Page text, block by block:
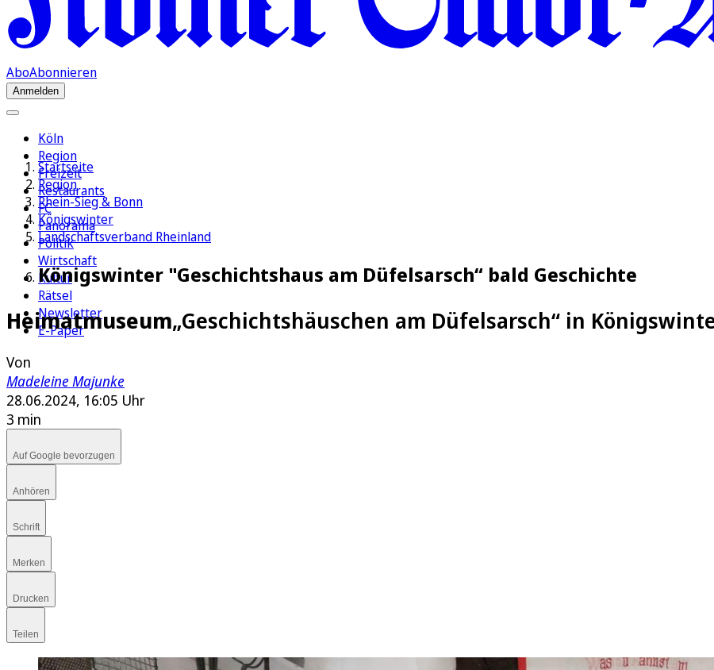
AboAbonnieren
Anmelden
Köln
Region
Freizeit
Restaurants
FC
Panorama
Politik
Wirtschaft
Kultur
Rätsel
Newsletter
E-Paper
Startseite
Region
Rhein-Sieg & Bonn
Königswinter
Landschaftsverband Rheinland
Königswinter "Geschichtshaus am Düfelsarsch“ bald Geschichte
Heimatmuseum„Geschichtshäuschen am Düfelsarsch“ in
Von
Madeleine Majunke
28.06.2024, 16:05 Uhr
3 min
Auf Google bevorzugen
Anhören
Schrift
Merken
Drucken
Teilen